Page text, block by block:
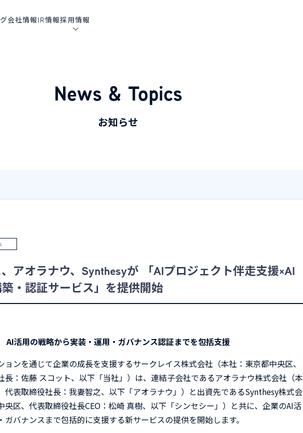
会社情報IR情報採用情報
News & Topics
お知らせ
アオラナウ、Synthesyが 「AIプロジェクト伴走支援×AI
・認証サービス」を提供開始
AI活用の戦略から実装・運用・ガバナンス認証までを包括支援
ョンを通じて企業の成長を支援するサークレイス株式会社（本社：東京都中央区、
長：佐藤 スコット、以下「当社」）は、連結子会社であるアオラナウ株式会社（本
代表取締役社長：我妻智之、以下「アオラナウ」）と出資先であるSynthesy株式会
央区、代表取締役社長CEO：松崎 真樹、以下「シンセシー」）と共に、企業のAI活
ガバナンスまで包括的に支援する新サービスの提供を開始します。